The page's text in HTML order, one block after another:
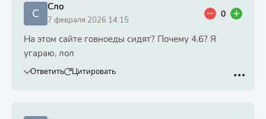
С Сло
7 февраля 2026 14:15
0
На этом сайте говноеды сидят? Почему 4.6? Я
угараю, лол
Ответить Цитировать